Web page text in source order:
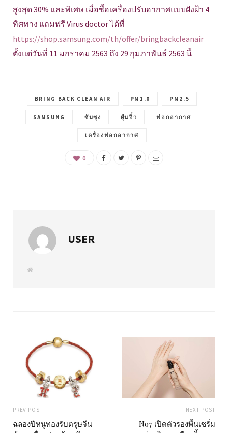
สูงสุด 30% และพิเศษ เมื่อซื้อเครื่องปรับอากาศแบบฝังฝ้า 4
ทิศทาง แถมฟรี Virus doctor ได้ที่
https://shop.samsung.com/th/offer/bringbackcleanair
ตั้งแต่วันที่ 11 มกราคม 2563 ถึง 29 กุมภาพันธ์ 2563 นี้
BRING BACK CLEAN AIR PM1.0 PM2.5
SAMSUNG ซัมซุง ฝุ่นจิ๋ว ฟอกอากาศ
เครื่องฟอกอากาศ
0
USER
W
PREV POST
ฉลองปีหนูทองรับตรุษจีน
NEXT POST
No7 เปิดตัวรองพื้นเซรั่ม